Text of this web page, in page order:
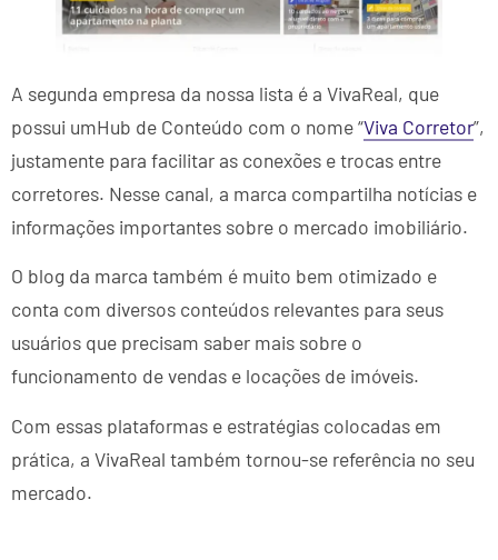
A segunda empresa da nossa lista é a VivaReal, que
possui umHub de Conteúdo com o nome “Viva Corretor”,
justamente para facilitar as conexões e trocas entre
corretores. Nesse canal, a marca compartilha notícias e
informações importantes sobre o mercado imobiliário.
O blog da marca também é muito bem otimizado e
conta com diversos conteúdos relevantes para seus
usuários que precisam saber mais sobre o
funcionamento de vendas e locações de imóveis.
Com essas plataformas e estratégias colocadas em
prática, a VivaReal também tornou-se referência no seu
mercado.